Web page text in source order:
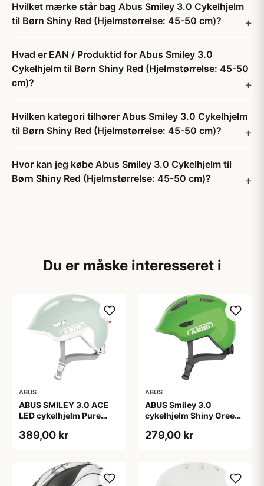
Hvilket mærke står bag Abus Smiley 3.0 Cykelhjelm
til Børn Shiny Red (Hjelmstørrelse: 45-50 cm)?
Hvad er EAN / Produktid for Abus Smiley 3.0
Cykelhjelm til Børn Shiny Red (Hjelmstørrelse: 45-50
cm)?
Hvilken kategori tilhører Abus Smiley 3.0 Cykelhjelm
til Børn Shiny Red (Hjelmstørrelse: 45-50 cm)?
Hvor kan jeg købe Abus Smiley 3.0 Cykelhjelm til
Børn Shiny Red (Hjelmstørrelse: 45-50 cm)?
Du er måske interesseret i
ABUS
ABUS SMILEY 3.0 ACE
LED cykelhjelm Pure
389,00 kr
ABUS
ABUS Smiley 3.0
cykelhjelm Shiny Green
cm)
279,00 kr